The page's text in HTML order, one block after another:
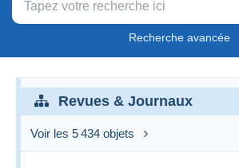
Recherche avancée
Revues & Journaux
Voir les 5 434 objets